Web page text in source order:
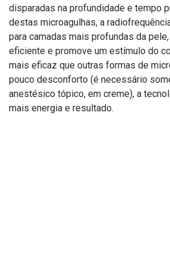
disparadas na profundidade e tempo
destas microagulhas, a
para camadas mais profundas da
eficiente e promove um estímulo do
mais eficaz que outras formas de
pouco desconforto (é necessário
anestésico tópico, em creme), a
mais energia e resultado.